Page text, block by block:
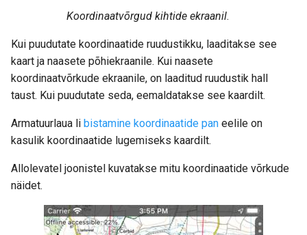
Koordinaatvõrgud kihtide ekraanil.
Kui puudutate koordinaatide ruudustikku, laaditakse see
kaart ja naasete põhiekraanile. Kui naasete
koordinaatvõrkude ekraanile, on laaditud ruudustik hall
taust. Kui puudutate seda, eemaldatakse see kaardilt.
Armatuurlaua li bistamine koordinaatide pan eelile on
kasulik koordinaatide lugemiseks kaardilt.
Allolevatel joonistel kuvatakse mitu koordinaatide võrkude
näidet.